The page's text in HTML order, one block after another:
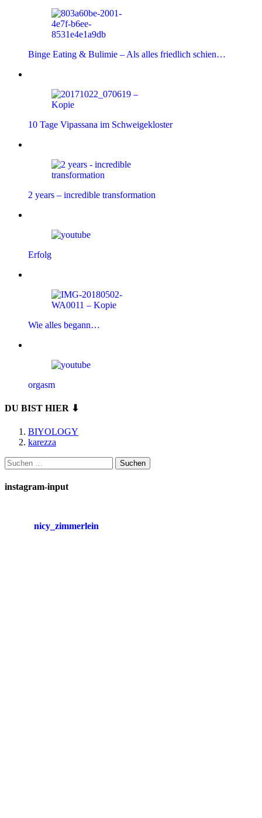
Binge Eating & Bulimie – Als alles friedlich schien…
10 Tage Vipassana im Schweigekloster
2 years – incredible transformation
Erfolg
Wie alles begann…
orgasm
DU BIST HIER ⬇
BIYOLOGY
karezza
Suchen
nach:
instagram-input
nicy_zimmerlein